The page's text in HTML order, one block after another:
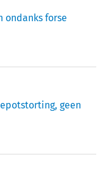
ondanks forse
geen